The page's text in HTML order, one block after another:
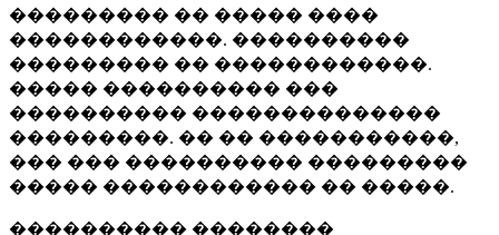
��������� �� ����� ����
������������. ����������
��������� �� ������������.
����� ���������� ���
���������� ��������������
���������. �� �� �����������,
��� ��� ���������� ���������
����� ������������ �� �����.
���������� ��������